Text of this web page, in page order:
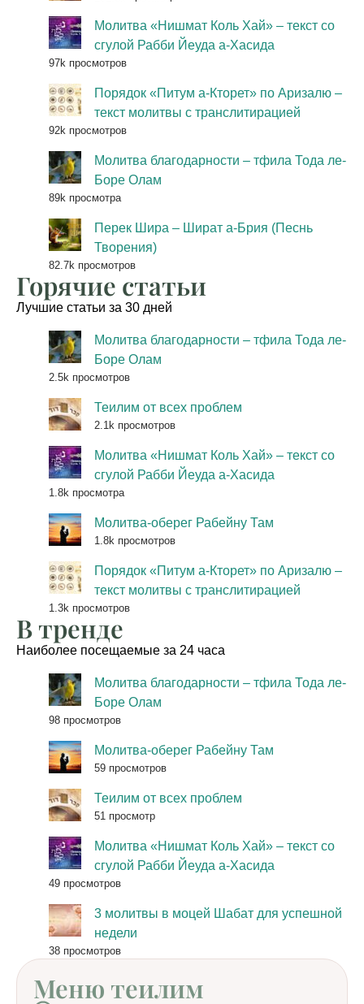
Молитва «Нишмат Коль Хай» – текст со
сгулой Рабби Йеуда а-Хасида
97k просмотров
Порядок «Питум а-Кторет» по Аризалю –
текст молитвы с транслитирацией
92k просмотров
Молитва благодарности – тфила Тода ле-
Боре Олам
89k просмотра
Перек Шира – Шират а-Брия (Песнь
Творения)
82.7k просмотров
Горячие статьи
Лучшие статьи за 30 дней
Молитва благодарности – тфила Тода ле-
Боре Олам
2.5k просмотров
Теилим от всех проблем
2.1k просмотров
Молитва «Нишмат Коль Хай» – текст со
сгулой Рабби Йеуда а-Хасида
1.8k просмотра
Молитва-оберег Рабейну Там
1.8k просмотров
Порядок «Питум а-Кторет» по Аризалю –
текст молитвы с транслитирацией
1.3k просмотров
В тренде
Наиболее посещаемые за 24 часа
Молитва благодарности – тфила Тода ле-
Боре Олам
98 просмотров
Молитва-оберег Рабейну Там
59 просмотров
Теилим от всех проблем
51 просмотр
Молитва «Нишмат Коль Хай» – текст со
сгулой Рабби Йеуда а-Хасида
49 просмотров
3 молитвы в моцей Шабат для успешной
недели
38 просмотров
Меню теилим